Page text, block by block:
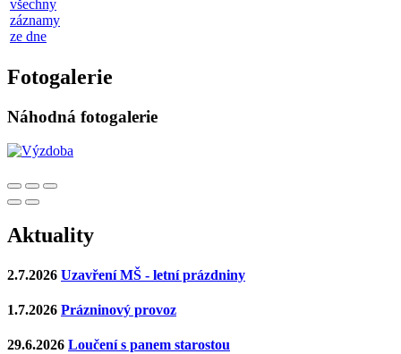
všechny
záznamy
ze dne
Fotogalerie
Náhodná fotogalerie
Aktuality
2.7.2026 Uzavření MŠ - letní prázdniny
1.7.2026 Prázninový provoz
29.6.2026 Loučení s panem starostou